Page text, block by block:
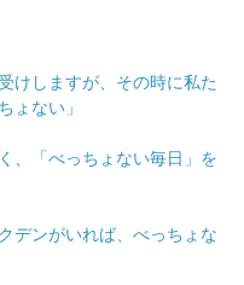
けしますが、その時に私た
ょない」
、「べっちょない毎日」を
デンがいれば、べっちょな